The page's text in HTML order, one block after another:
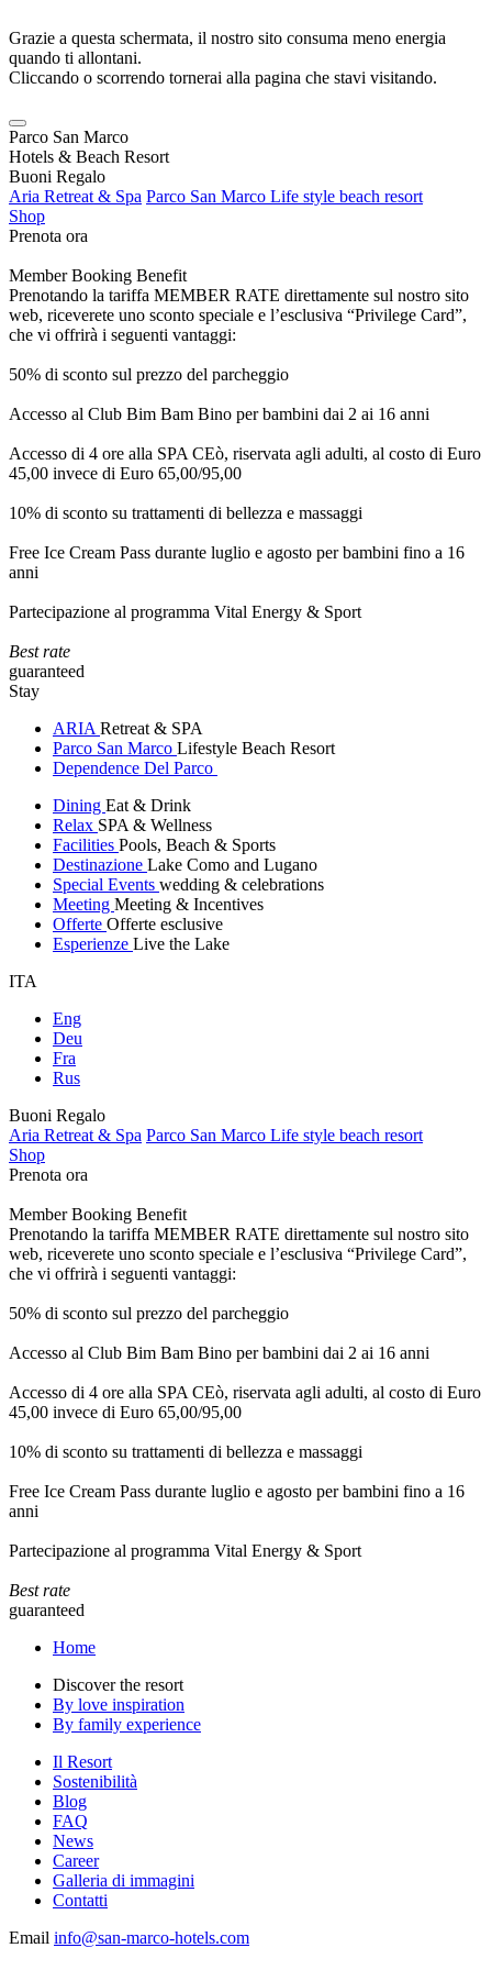
Grazie a questa schermata, il nostro sito consuma meno energia
quando ti allontani.
Cliccando o scorrendo tornerai alla pagina che stavi visitando.
Parco San Marco
Hotels & Beach Resort
Buoni Regalo
Aria Retreat & Spa Parco San Marco Life style beach resort
Shop
Prenota ora
Member Booking Benefit
Prenotando la tariffa MEMBER RATE direttamente sul nostro sito
web, riceverete uno sconto speciale e l’esclusiva “Privilege Card”,
che vi offrirà i seguenti vantaggi:
50% di sconto sul prezzo del parcheggio
Accesso al Club Bim Bam Bino per bambini dai 2 ai 16 anni
Accesso di 4 ore alla SPA CEò, riservata agli adulti, al costo di Euro
45,00 invece di Euro 65,00/95,00
10% di sconto su trattamenti di bellezza e massaggi
Free Ice Cream Pass durante luglio e agosto per bambini fino a 16
anni
Partecipazione al programma Vital Energy & Sport
Best rate
guaranteed
Stay
ARIA Retreat & SPA
Parco San Marco Lifestyle Beach Resort
Dependence Del Parco
Dining Eat & Drink
Relax SPA & Wellness
Facilities Pools, Beach & Sports
Destinazione Lake Como and Lugano
Special Events wedding & celebrations
Meeting Meeting & Incentives
Offerte Offerte esclusive
Esperienze Live the Lake
ITA
Eng
Deu
Fra
Rus
Buoni Regalo
Aria Retreat & Spa Parco San Marco Life style beach resort
Shop
Prenota ora
Member Booking Benefit
Prenotando la tariffa MEMBER RATE direttamente sul nostro sito
web, riceverete uno sconto speciale e l’esclusiva “Privilege Card”,
che vi offrirà i seguenti vantaggi:
50% di sconto sul prezzo del parcheggio
Accesso al Club Bim Bam Bino per bambini dai 2 ai 16 anni
Accesso di 4 ore alla SPA CEò, riservata agli adulti, al costo di Euro
45,00 invece di Euro 65,00/95,00
10% di sconto su trattamenti di bellezza e massaggi
Free Ice Cream Pass durante luglio e agosto per bambini fino a 16
anni
Partecipazione al programma Vital Energy & Sport
Best rate
guaranteed
Home
Discover the resort
By love inspiration
By family experience
Il Resort
Sostenibilità
Blog
FAQ
News
Career
Galleria di immagini
Contatti
Email info@san-marco-hotels.com